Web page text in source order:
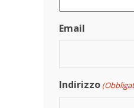
Email
Indirizzo